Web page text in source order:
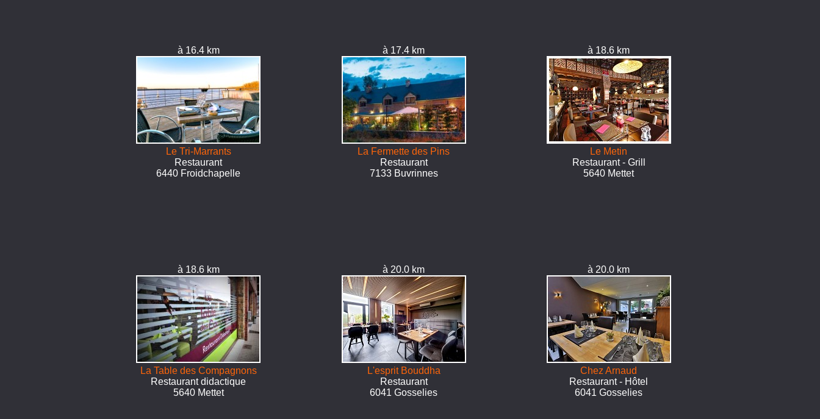
à 16.4 km
Le Tri-Marrants
Restaurant
6440 Froidchapelle
à 17.4 km
La Fermette des Pins
Restaurant
7133 Buvrinnes
à 18.6 km
Le Metin
Restaurant - Grill
5640 Mettet
à 18.6 km
La Table des Compagnons
Restaurant didactique
5640 Mettet
à 20.0 km
L'esprit Bouddha
Restaurant
6041 Gosselies
à 20.0 km
Chez Arnaud
Restaurant - Hôtel
6041 Gosselies